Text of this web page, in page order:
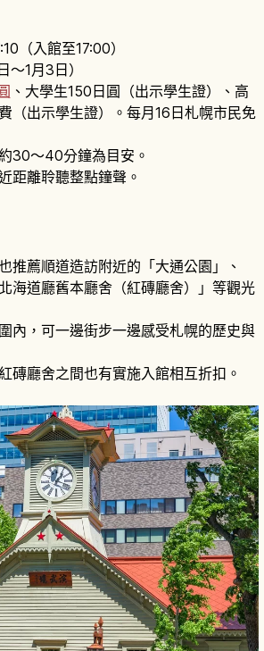
（入館至17:00）
〜1月3日）
、大學生150日圓（出示學生證）、高
（出示學生證）。每月16日札幌市民免
30～40分鐘為目安。
距離聆聽整點鐘聲。
推薦順道造訪附近的「大通公園」、
海道廳舊本廳舍（紅磚廳舍）」等觀光
內，可一邊街步一邊感受札幌的歷史與
磚廳舍之間也有實施入館相互折扣。